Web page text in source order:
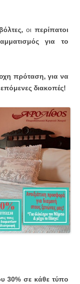
οι περίπατοι
για το
πρόταση, για να
επόμενες διακοπές!
30% σε κάθε τύπο